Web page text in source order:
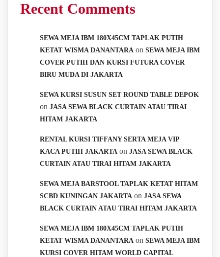
Recent Comments
SEWA MEJA IBM 180X45CM TAPLAK PUTIH
KETAT WISMA DANANTARA on SEWA MEJA IBM
COVER PUTIH DAN KURSI FUTURA COVER
BIRU MUDA DI JAKARTA
SEWA KURSI SUSUN SET ROUND TABLE DEPOK
on JASA SEWA BLACK CURTAIN ATAU TIRAI
HITAM JAKARTA
RENTAL KURSI TIFFANY SERTA MEJA VIP
KACA PUTIH JAKARTA on JASA SEWA BLACK
CURTAIN ATAU TIRAI HITAM JAKARTA
SEWA MEJA BARSTOOL TAPLAK KETAT HITAM
SCBD KUNINGAN JAKARTA on JASA SEWA
BLACK CURTAIN ATAU TIRAI HITAM JAKARTA
SEWA MEJA IBM 180X45CM TAPLAK PUTIH
KETAT WISMA DANANTARA on SEWA MEJA IBM
KURSI COVER HITAM WORLD CAPITAL